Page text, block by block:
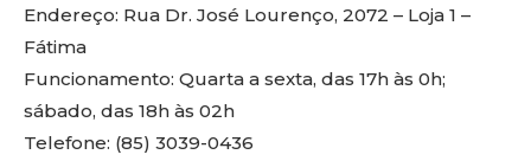
Endereço: Rua Dr. José Lourenço, 2072 – Loja 1 –
Fátima
Funcionamento: Quarta a sexta, das 17h às 0h;
sábado, das 18h às 02h
Telefone: (85) 3039-0436